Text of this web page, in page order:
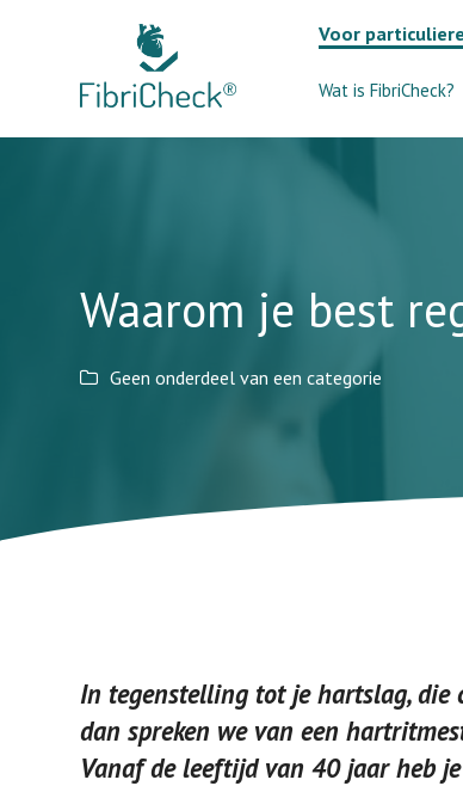
Wat is FibriCheck?
Voor
Waarom je best
Geen onderdeel van een categorie
In tegenstelling tot je hartslag,
dan spreken we van een
Vanaf de leeftijd van 40 jaar heb